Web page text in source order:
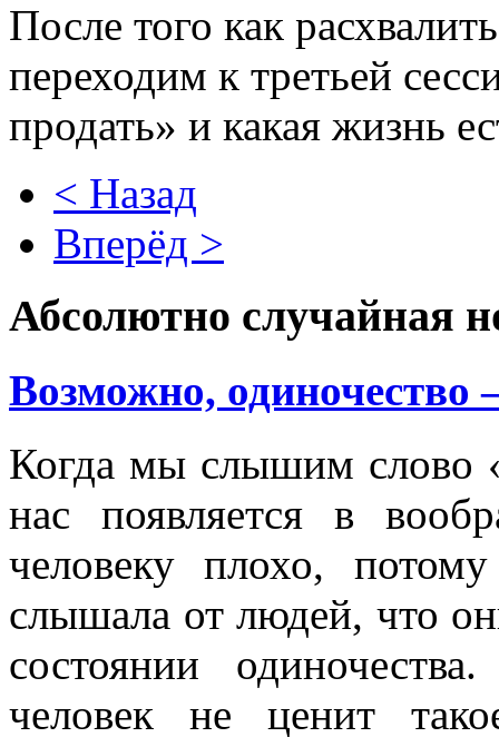
После того как
переходим к третьей
продать» и какая жизнь
< Назад
Вперёд >
Абсолютно случайная
Возможно, одиночество
Когда мы слышим слово
нас появляется в
человеку плохо,
слышала от людей, что
состоянии
человек не ценит